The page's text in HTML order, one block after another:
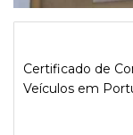
Certificado de
Veículos em